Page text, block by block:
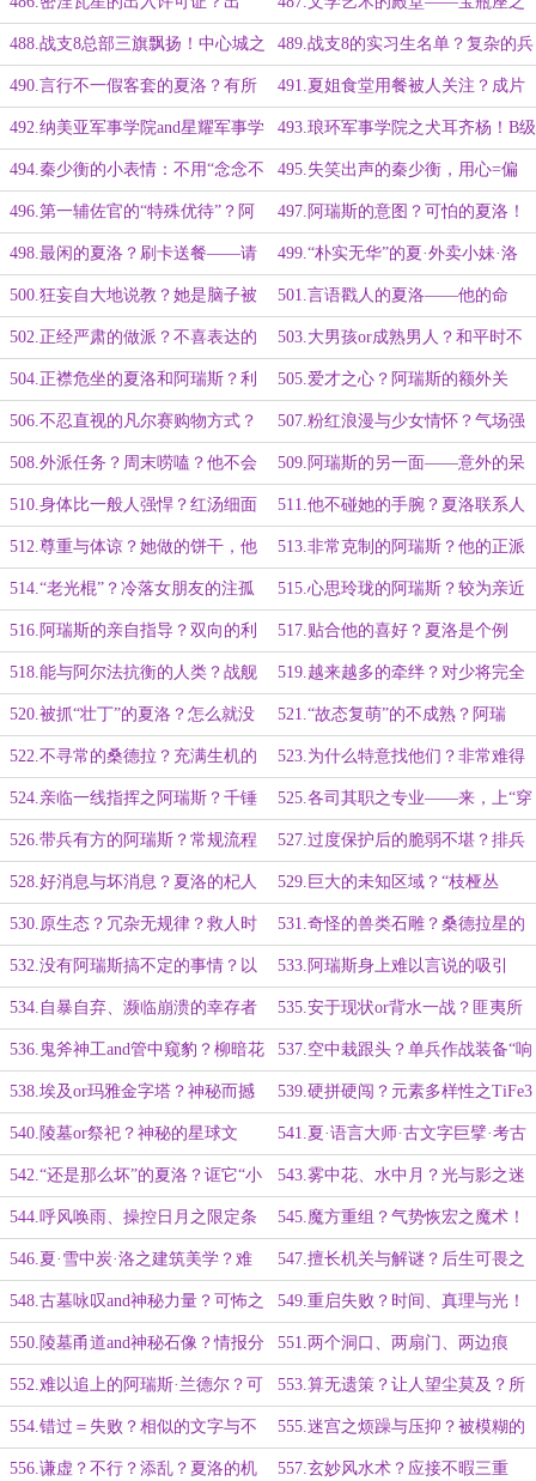
发！实习生齐聚切诺星！ 密涅瓦星！坚不可摧的文化传承！
488.战支8总部三旗飘扬！中心城之
弗拉索瓦市！
489.战支8的实习生名单？复杂的兵
种构成！不可复制粘贴的电子实习
证！
490.言行不一假客套的夏洛？有所
区别的实习生着装！
491.夏姐食堂用餐被人关注？成片
成片严肃的男人！
492.纳美亚军事学院and星耀军事学
院？主动向夏洛示好的实习生们！
493.琅环军事学院之犬耳齐杨！B级
基因的不同呈现方式！
494.秦少衡的小表情：不用“念念不
忘”，也不用觉得“受宠若惊”
495.失笑出声的秦少衡，用心=偏
好？
496.第一辅佐官的“特殊优待”？阿
瑞斯与夏洛之相似！
497.阿瑞斯的意图？可怕的夏洛！
搞情报亦能前途无量！
498.最闲的夏洛？刷卡送餐——请
问少将饭量大吗？
499.“朴实无华”的夏·外卖小妹·洛
——崩脸色？注意表情管理！
500.狂妄自大地说教？她是脑子被
门缝夹了才会跟他顶嘴！
501.言语戳人的夏洛——他的命
令？她的为难！
502.正经严肃的做派？不喜表达的
闷葫芦？她会摸清楚他的偏好！
503.大男孩or成熟男人？和平时不
一样的阿瑞斯！
504.正襟危坐的夏洛和阿瑞斯？利
用与防备？他不给她添乱！
505.爱才之心？阿瑞斯的额外关
照？实习生的周末采购！
506.不忍直视的凡尔赛购物方式？
夏洛的粉色樱花VS阿瑞斯的深沉黑
色！
507.粉红浪漫与少女情怀？气场强
大、自带美颜滤镜之“超模”天团？
508.外派任务？周末唠嗑？他不会
真的什么都没吃吧？
509.阿瑞斯的另一面——意外的呆
笨与单纯？
510.身体比一般人强悍？红汤细面
绿葱花——怕他吃撑了！
511.他不碰她的手腕？夏洛联系人
列表的NO.1！
512.尊重与体谅？她做的饼干，他
可以接受！
513.非常克制的阿瑞斯？他的正派
与她的傲骨！
514.“老光棍”？冷落女朋友的注孤
身工作狂人？不必有多余的担心！
515.心思玲珑的阿瑞斯？较为亲近
的举动？
516.阿瑞斯的亲自指导？双向的利
用与收获！
517.贴合他的喜好？夏洛是个例
外！
518.能与阿尔法抗衡的人类？战舰
清剿与宇宙生态？威胁必须扼杀在摇
篮！
519.越来越多的牵绊？对少将完全
没有吸引力？被强戴高帽的夏洛！
520.被抓“壮丁”的夏洛？怎么就没
她不行？没觉得他难伺候！
521.“故态复萌”的不成熟？阿瑞
斯：会按时用餐的，以后不麻烦你
522.不寻常的桑德拉？充满生机的
荒星？失联的D级星域！
523.为什么特意找他们？非常难得
的桑德拉！科研人员眼中之价值！
524.亲临一线指挥之阿瑞斯？千锤
万炼的能力！训练有素的战支8！
525.各司其职之专业——来，上“穿
山甲”！
526.带兵有方的阿瑞斯？常规流程
之“岩蛛”！所有人的专业素养！
527.过度保护后的脆弱不堪？排兵
布阵：阿瑞斯·兰德尔的务实风格！
528.好消息与坏消息？夏洛的杞人
忧天？“氧气片”与信号干扰！
529.巨大的未知区域？“枝桠丛
生”又戛然而止？忠实执行应急行动
机制！
530.原生态？冗杂无规律？救人时
诡异的一幕！
531.奇怪的兽类石雕？桑德拉星的
土著民？古老的兽人族埃拉姆语！
532.没有阿瑞斯搞不定的事情？以
埃拉姆为切入点！他总能做得更好！
533.阿瑞斯身上难以言说的吸引
力？失联的搜救3队！大海捞针！
534.自暴自弃、濒临崩溃的幸存者
们？属于他的责任！无法退缩的身
份！
535.安于现状or背水一战？匪夷所
思的东西！能打的没几个！
536.鬼斧神工and管中窥豹？柳暗花
明又……诡异？
537.空中栽跟头？单兵作战装备“响
踏”！科研领域的相辅相成！
538.埃及or玛雅金字塔？神秘而撼
人心魄！“飞檐走壁”之科技边界！
539.硬拼硬闯？元素多样性之TiFe3
和CrC5？星际物质包罗万象！
540.陵墓or祭祀？神秘的星球文
明？违和与不自然！
541.夏·语言大师·古文字巨擘·考古
学家·洛？杏林国手之耳濡目染！
542.“还是那么坏”的夏洛？诓它“小
秘密”的千层套路！让你主动招供！
543.雾中花、水中月？光与影之迷
惑骗术！夏·依旧又冷又飒·洛！
544.呼风唤雨、操控日月之限定条
件？神秘罗盘之卡点！只有她能做
到！
545.魔方重组？气势恢宏之魔术！
他人眼中之天赋选手！
546.夏·雪中炭·洛之建筑美学？难
能可贵的翻译人才！毫不避忌的打
量！
547.擅长机关与解谜？后生可畏之
实习生！夏洛与赵聪之同步！
548.古墓咏叹and神秘力量？可怖之
灵魂呐喊！夏·随行翻译·洛！
549.重启失败？时间、真理与光！
被忽略的微小因素！非智力担当的疑
问！
550.陵墓甬道and神秘石像？情报分
析高手——阿瑞斯·兰德尔！
551.两个洞口、两扇门、两边痕
迹？乱如一团麻！
552.难以追上的阿瑞斯·兰德尔？可
怕的他！瘆人的无脸石像！
553.算无遗策？让人望尘莫及？所
学甚多、甚广之阿瑞斯·兰德尔！
554.错过＝失败？相似的文字与不
同的时间区间！让阿瑞斯在意的地
555.迷宫之烦躁与压抑？被模糊的
感官与意志力挑战！IR型侦察钢珠！
556.谦虚？不行？添乱？夏洛的机 557.玄妙风水术？应接不暇三重